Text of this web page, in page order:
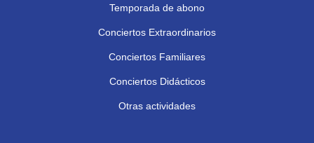
Temporada de abono
Conciertos Extraordinarios
Conciertos Familiares
Conciertos Didácticos
Otras actividades